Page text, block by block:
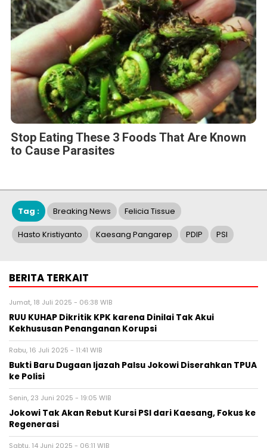
Stop Eating These 3 Foods That Are Known
to Cause Parasites
Tag : Breaking News Felicia Tissue
Hasto Kristiyanto Kaesang Pangarep PDIP PSI
BERITA TERKAIT
Jumat, 18 Juli 2025 - 06:38 WIB
RUU KUHAP Dikritik KPK karena Dinilai Tak Akui
Kekhususan Penanganan Korupsi
Rabu, 16 Juli 2025 - 11:41 WIB
Bukti Baru Dugaan Ijazah Palsu Jokowi Diserahkan TPUA
ke Polisi
Senin, 23 Juni 2025 - 19:05 WIB
Jokowi Tak Akan Rebut Kursi PSI dari Kaesang, Fokus ke
Regenerasi
Sabtu, 14 Juni 2025 - 06:11 WIB